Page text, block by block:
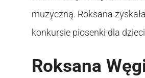
muzyczną. Roksana
konkursie piosenki dla
Roksana